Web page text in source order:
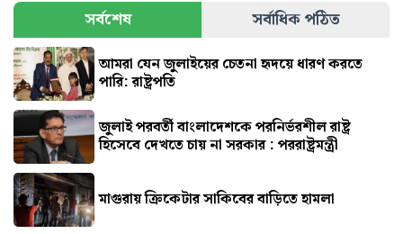
সর্বশেষ
সর্বাধিক পঠিত
আমরা যেন জুলাইয়ের চেতনা হৃদয়ে ধারণ করতে
পারি: রাষ্ট্রপতি
জুলাই পরবর্তী বাংলাদেশকে পরনির্ভরশীল রাষ্ট্র
হিসেবে দেখতে চায় না সরকার : পররাষ্ট্রমন্ত্রী
মাগুরায় ক্রিকেটার সাকিবের বাড়িতে হামলা